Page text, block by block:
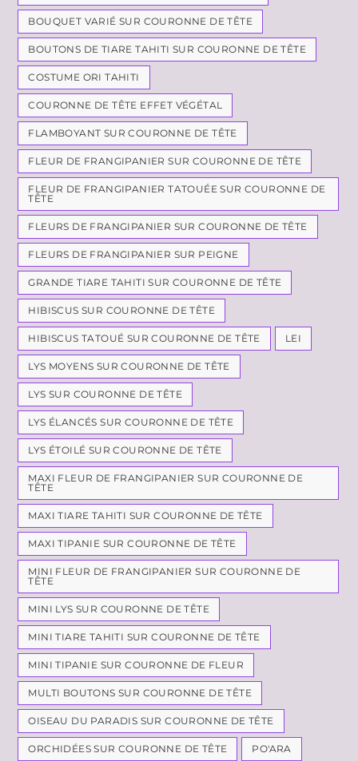
BOUQUET VARIÉ SUR COURONNE DE TÊTE
BOUTONS DE TIARE TAHITI SUR COURONNE DE TÊTE
COSTUME ORI TAHITI
COURONNE DE TÊTE EFFET VÉGÉTAL
FLAMBOYANT SUR COURONNE DE TÊTE
FLEUR DE FRANGIPANIER SUR COURONNE DE TÊTE
FLEUR DE FRANGIPANIER TATOUÉE SUR COURONNE DE
TÊTE
FLEURS DE FRANGIPANIER SUR COURONNE DE TÊTE
FLEURS DE FRANGIPANIER SUR PEIGNE
GRANDE TIARE TAHITI SUR COURONNE DE TÊTE
HIBISCUS SUR COURONNE DE TÊTE
HIBISCUS TATOUÉ SUR COURONNE DE TÊTE LEI
LYS MOYENS SUR COURONNE DE TÊTE
LYS SUR COURONNE DE TÊTE
LYS ÉLANCÉS SUR COURONNE DE TÊTE
LYS ÉTOILÉ SUR COURONNE DE TÊTE
MAXI FLEUR DE FRANGIPANIER SUR COURONNE DE
TÊTE
MAXI TIARE TAHITI SUR COURONNE DE TÊTE
MAXI TIPANIE SUR COURONNE DE TÊTE
MINI FLEUR DE FRANGIPANIER SUR COURONNE DE
TÊTE
MINI LYS SUR COURONNE DE TÊTE
MINI TIARE TAHITI SUR COURONNE DE TÊTE
MINI TIPANIE SUR COURONNE DE FLEUR
MULTI BOUTONS SUR COURONNE DE TÊTE
OISEAU DU PARADIS SUR COURONNE DE TÊTE
ORCHIDÉES SUR COURONNE DE TÊTE PO'ARA